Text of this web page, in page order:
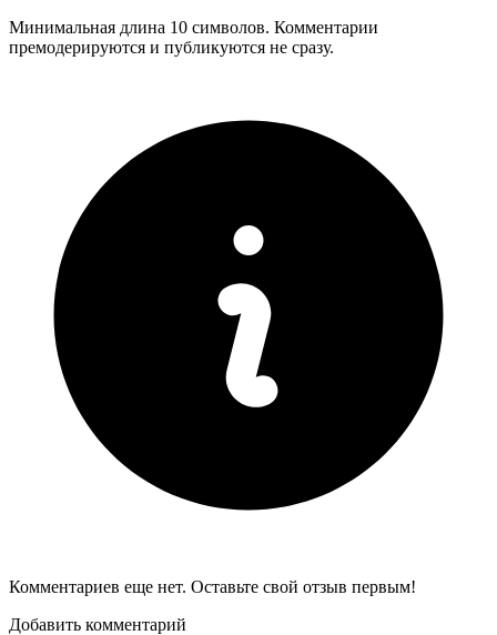
Минимальная длина 10 символов. Комментарии
премодерируются и публикуются не сразу.
Комментариев еще нет. Оставьте свой отзыв первым!
Добавить комментарий